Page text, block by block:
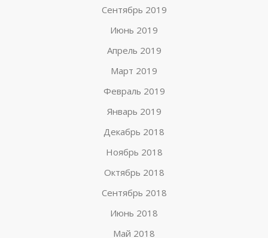
Сентябрь 2019
Июнь 2019
Апрель 2019
Март 2019
Февраль 2019
Январь 2019
Декабрь 2018
Ноябрь 2018
Октябрь 2018
Сентябрь 2018
Июнь 2018
Май 2018